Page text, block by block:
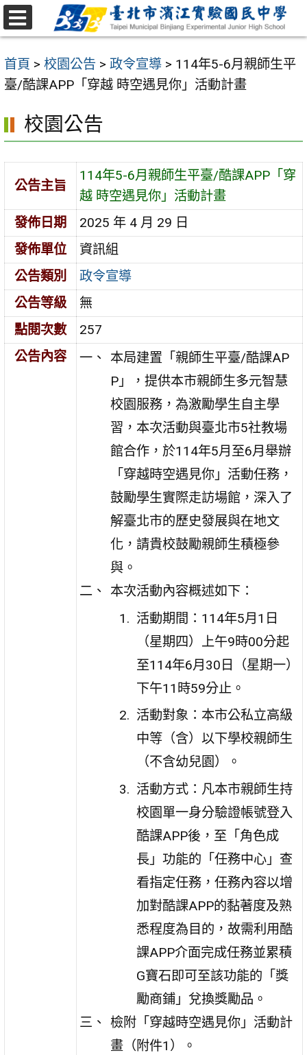
跳
至
要
內
區
首頁 > 校園公告 > 政令宣導 > 114年5-6月親師生平
臺/酷課APP「穿越 時空遇見你」活動計畫
校園公告
公告主旨
114年5-6月親師生平臺/酷課APP「穿
越 時空遇見你」活動計畫
發佈日期
2025 年 4 月 29 日
發佈單位
資訊組
公告類別
政令宣導
公告等級
無
點閱次數
257
公告內容
本局建置「親師生平臺/酷課AP
P」，提供本市親師生多元智慧
校園服務，為激勵學生自主學
習，本次活動與臺北市5社教場
館合作，於114年5月至6月舉辦
「穿越時空遇見你」活動任務，
鼓勵學生實際走訪場館，深入了
解臺北市的歷史發展與在地文
化，請貴校鼓勵親師生積極參
與。
本次活動內容概述如下：
活動期間：114年5月1日
（星期四）上午9時00分起
至114年6月30日（星期一）
下午11時59分止。
活動對象：本市公私立高級
中等（含）以下學校親師生
（不含幼兒園）。
活動方式：凡本市親師生持
校園單一身分驗證帳號登入
酷課APP後，至「角色成
長」功能的「任務中心」查
看指定任務，任務內容以增
加對酷課APP的黏著度及熟
悉程度為目的，故需利用酷
課APP介面完成任務並累積
G寶石即可至該功能的「獎
勵商鋪」兌換獎勵品。
檢附「穿越時空遇見你」活動計
畫（附件1）。
選
單